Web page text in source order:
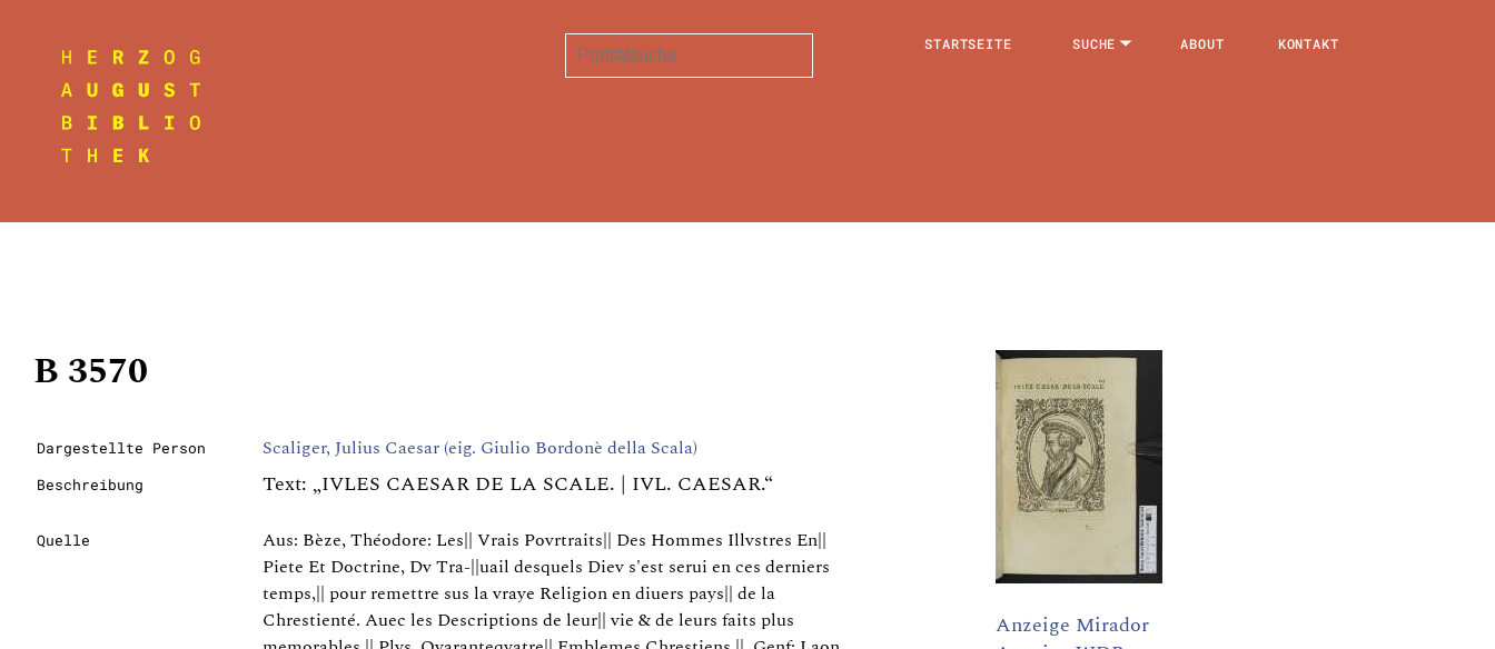
STARTSEITE SUCHE ABOUT KONTAKT
B 3570
Dargestellte Person Scaliger, Julius Caesar (eig. Giulio Bordonè della Scala)
Beschreibung Text: „IVLES CAESAR DE LA SCALE. | IVL. CAESAR.“
Quelle
Aus: Bèze, Théodore: Les|| Vrais Povrtraits|| Des Hommes Illvstres En||
Piete Et Doctrine, Dv Tra-||uail desquels Diev s'est serui en ces derniers
temps,|| pour remettre sus la vraye Religion en diuers pays|| de la
Chrestienté. Auec les Descriptions de leur|| vie & de leurs faits plus
Anzeige Mirador